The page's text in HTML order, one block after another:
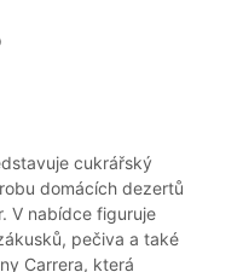
cukrářský
domácích dezertů
V nabídce figuruje
pečiva a také
Carrera, která